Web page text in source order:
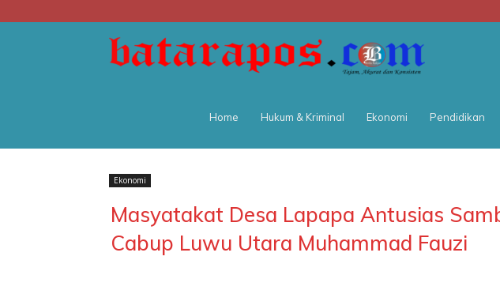
POS
Home Hukum & Kriminal Ekonomi Pendidikan
Ekonomi
Masyatakat Desa Lapapa Antusias
Cabup Luwu Utara Muhammad Fauzi